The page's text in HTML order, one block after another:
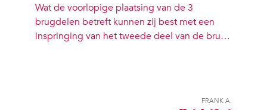
Wat de voorlopige plaatsing van de 3
brugdelen betreft kunnen zij best met een
inspringing van het tweede deel van de brug
Frank A.